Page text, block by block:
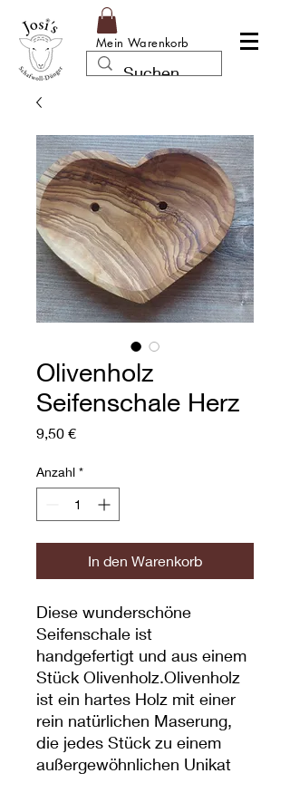
Mein Warenkorb
Olivenholz
Seifenschale Herz
9,50 €Preis
Anzahl *
In den Warenkorb
Diese wunderschöne
Seifenschale ist
handgefertigt und aus einem
Stück Olivenholz.Olivenholz
ist ein hartes Holz mit einer
rein natürlichen Maserung,
die jedes Stück zu einem
außergewöhnlichen Unikat